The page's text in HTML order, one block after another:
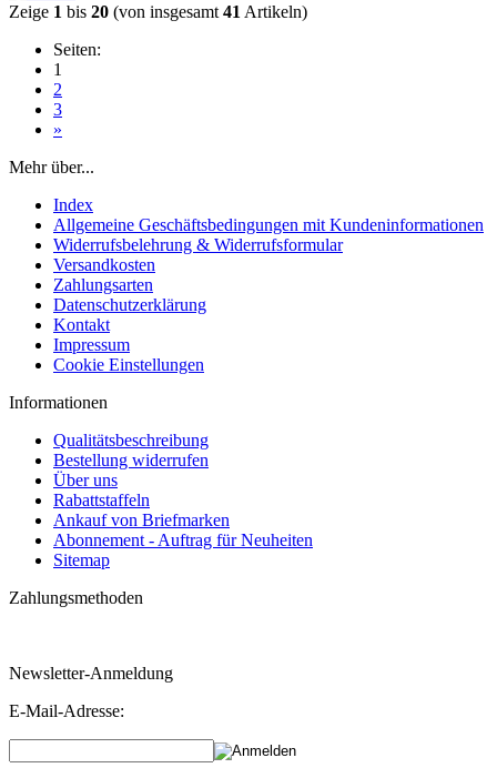
Zeige 1 bis 20 (von insgesamt 41 Artikeln)
Seiten:
1
2
3
»
Mehr über...
Index
Allgemeine Geschäftsbedingungen mit Kundeninformationen
Widerrufsbelehrung & Widerrufsformular
Versandkosten
Zahlungsarten
Datenschutzerklärung
Kontakt
Impressum
Cookie Einstellungen
Informationen
Qualitätsbeschreibung
Bestellung widerrufen
Über uns
Rabattstaffeln
Ankauf von Briefmarken
Abonnement - Auftrag für Neuheiten
Sitemap
Zahlungsmethoden
Newsletter-Anmeldung
E-Mail-Adresse: